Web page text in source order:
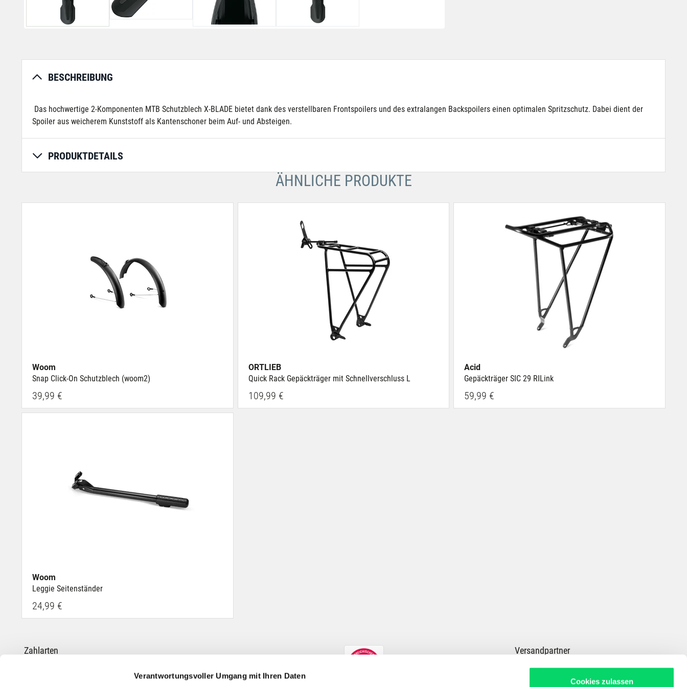
Verantwortungsvoller Umgang mit Ihren Daten
Cookies zulassen
BESCHREIBUNG
Das hochwertige 2-Komponenten MTB Schutzblech X-BLADE bietet dank des verstellbaren Frontspoilers und des extralangen Backspoilers einen optimalen Spritzschutz. Dabei dient der
Spoiler aus weicherem Kunststoff als Kantenschoner beim Auf- und Absteigen.
PRODUKTDETAILS
ÄHNLICHE PRODUKTE
Woom
Snap Click-On Schutzblech (woom2)
39,99 €
ORTLIEB
Quick Rack Gepäckträger mit Schnellverschluss L
109,99 €
Acid
Gepäckträger SIC 29 RILink
59,99 €
Woom
Leggie Seitenständer
24,99 €
Zahlarten Versandpartner